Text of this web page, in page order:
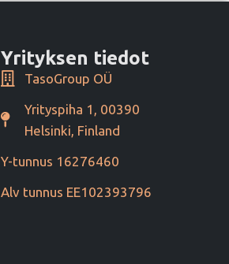
Yrityksen tiedot
TasoGroup OÜ
Yrityspiha 1, 00390
Helsinki, Finland
Y-tunnus 16276460
Alv tunnus EE102393796